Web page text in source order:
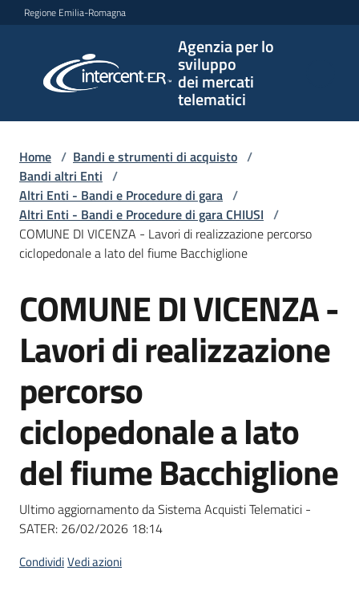
Vai al contenuto
Vai alla navigazione
Vai al footer
Regione Emilia-Romagna
Agenzia per lo
sviluppo
dei mercati
telematici
per lo
sviluppo
telematici
L'Agenzia
Bandi
e
Supporto
telematiche
Home / Bandi e strumenti di acquisto /
Bandi altri Enti /
Altri Enti - Bandi e Procedure di gara /
Altri Enti - Bandi e Procedure di gara CHIUSI /
COMUNE DI VICENZA - Lavori di realizzazione percorso
ciclopedonale a lato del fiume Bacchiglione
Salta al contenuto
COMUNE DI VICENZA -
Lavori di realizzazione
percorso
ciclopedonale a lato
del fiume Bacchiglione
Ultimo aggiornamento da Sistema Acquisti Telematici -
SATER: 26/02/2026 18:14
CondividiVedi azioni